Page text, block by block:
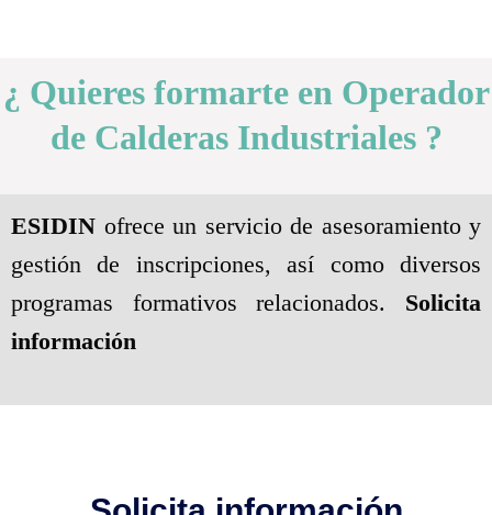
¿ Quieres formarte en Operador
de Calderas Industriales ?
ESIDIN ofrece un servicio de asesoramiento y
gestión de inscripciones, así como diversos
programas formativos relacionados. Solicita
información